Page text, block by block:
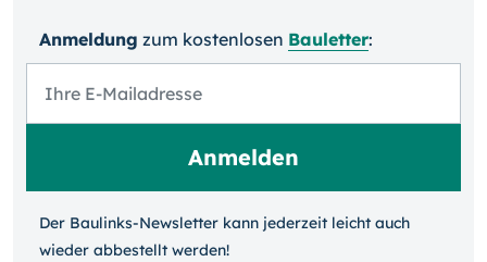
Anmeldung zum kosten­losen Bauletter:
Der Baulinks-Newsletter kann jeder­zeit leicht auch
wieder ab­bestellt werden!